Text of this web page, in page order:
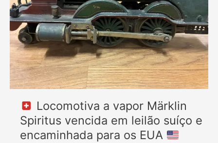
Locomotiva a vapor Märklin
Spiritus vencida em leilão suíço e
encaminhada para os EUA
arrematada
em
leilão
na
Suíça
é
enviada
para
EUA